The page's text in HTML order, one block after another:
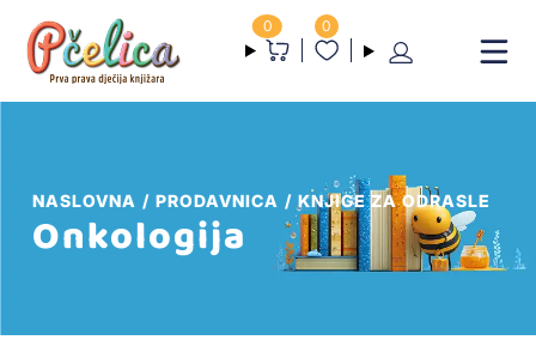
0 0
NASLOVNA PRODAVNICA KNJIGE ZA ODRASLE
Onkologija